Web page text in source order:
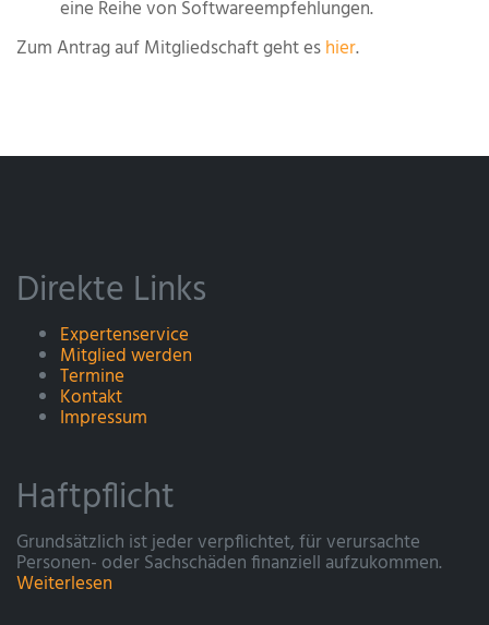
eine Reihe von Softwareempfehlungen.
Zum Antrag auf Mitgliedschaft geht eshier.
Direkte Links
Expertenservice
Mitglied werden
Termine
Kontakt
Impressum
Haftpflicht
Grundsätzlich ist jeder verpflichtet, für verursachte
Personen- oder Sachschäden finanziell aufzukommen.
Weiterlesen